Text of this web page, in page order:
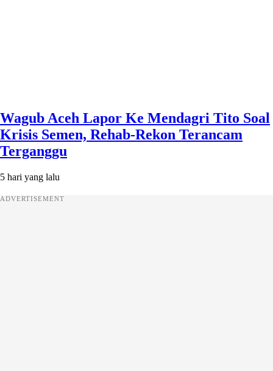
Wagub Aceh Lapor Ke Mendagri Tito Soal
Krisis Semen, Rehab-Rekon Terancam
Terganggu
5 hari yang lalu
ADVERTISEMENT